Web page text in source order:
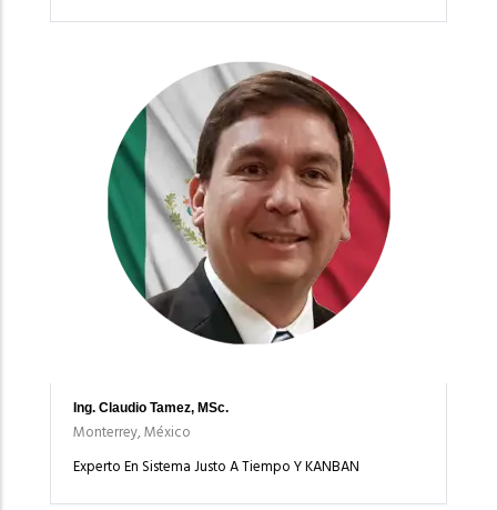
Ing. Claudio Tamez, MSc.
Monterrey, México
Experto En Sistema Justo A Tiempo Y KANBAN